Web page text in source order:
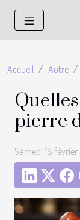
Accueil Autre
pierre
Samedi 18